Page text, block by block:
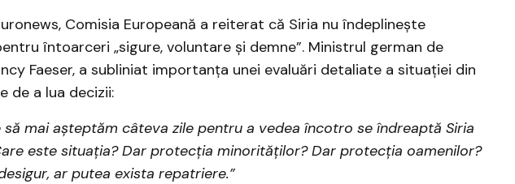
Comisia Europeană a reiterat că Siria nu îndeplinește
întoarceri „sigure, voluntare și demne”. Ministrul german de
Faeser, a subliniat importanța unei evaluări detaliate a situației din
de a lua decizii:
să mai așteptăm câteva zile pentru a vedea încotro se îndreaptă Siria
este situația? Dar protecția minorităților? Dar protecția oamenilor?
ar putea exista repatriere.”